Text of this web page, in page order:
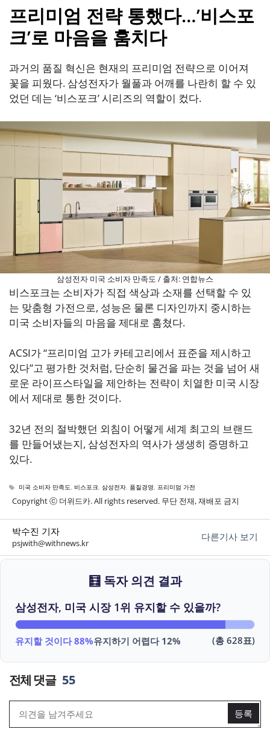
프리미엄 전략 통했다…’비스포
크’로 마음을 훔치다
과거의 품질 혁신은 현재의 프리미엄 전략으로 이어져
꽃을 피웠다. 삼성전자가 월풀과 어깨를 나란히 할 수 있
었던 데는 ‘비스포크’ 시리즈의 역할이 컸다.
삼성전자 미국 소비자 만족도 / 출처: 연합뉴스
비스포크는 소비자가 직접 색상과 소재를 선택할 수 있
는 맞춤형 가전으로, 성능은 물론 디자인까지 중시하는
미국 소비자들의 마음을 제대로 훔쳤다.
ACSI가 “프리미엄 고가 카테고리에서 표준을 제시하고
있다”고 평가한 것처럼, 단순히 물건을 파는 것을 넘어 새
로운 라이프스타일을 제안하는 전략이 치열한 미국 시장
에서 제대로 통한 것이다.
32년 전의 절박했던 외침이 어떻게 세계 최고의 브랜드
를 만들어냈는지, 삼성전자의 역사가 생생히 증명하고
있다.
태
미국 소비자 만족도, 비스포크, 삼성전자, 품질경영, 프리미엄 가전
Copyright ⓒ 더위드카. All rights reserved. 무단 전재, 재배포 금지
박수진 기자
psjwith@withnews.kr
다른기사 보기
🧮 독자 의견 결과
삼성전자, 미국 시장 1위 유지할 수 있을까?
유지할 것이다 88%유지하기 어렵다 12% (총 628표)
55